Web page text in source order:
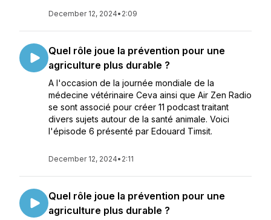
December 12, 2024• 2:09
Quel rôle joue la prévention pour une
agriculture plus durable ?
A l'occasion de la journée mondiale de la
médecine vétérinaire Ceva ainsi que Air Zen Radio
se sont associé pour créer 11 podcast traitant
divers sujets autour de la santé animale. Voici
l'épisode 6 présenté par Edouard Timsit.
December 12, 2024• 2:11
Quel rôle joue la prévention pour une
agriculture plus durable ?